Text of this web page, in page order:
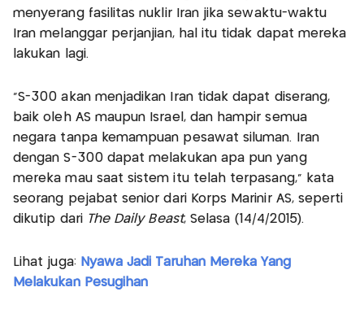
menyerang fasilitas nuklir Iran jika sewaktu-waktu
Iran melanggar perjanjian, hal itu tidak dapat mereka
lakukan lagi.
“S-300 akan menjadikan Iran tidak dapat diserang,
baik oleh AS maupun Israel, dan hampir semua
negara tanpa kemampuan pesawat siluman. Iran
dengan S-300 dapat melakukan apa pun yang
mereka mau saat sistem itu telah terpasang,” kata
seorang pejabat senior dari Korps Marinir AS, seperti
dikutip dari The Daily Beast, Selasa (14/4/2015).
Lihat juga: Nyawa Jadi Taruhan Mereka Yang
Melakukan Pesugihan